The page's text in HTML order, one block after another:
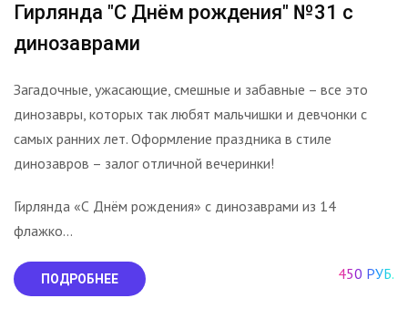
Гирлянда "С Днём рождения" №31 с
динозаврами
Загадочные, ужасающие, смешные и забавные – все это
динозавры, которых так любят мальчишки и девчонки с
самых ранних лет. Оформление праздника в стиле
динозавров – залог отличной вечеринки!
Гирлянда «С Днём рождения» с динозаврами из 14
флажко...
ПОДРОБНЕЕ 450 РУБ.